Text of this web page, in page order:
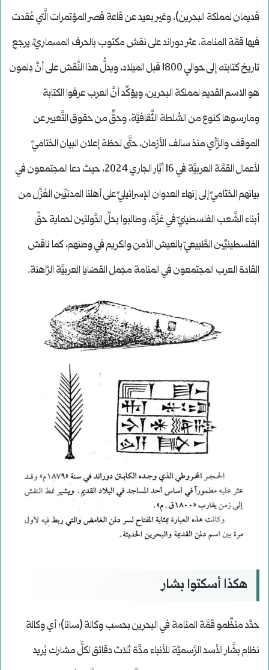
قديمان لمملكة البحرين)، وغير بعيد عن قاعة قصر المؤتمرات الَّتي عُقدت
فيها قمَّة المنامة، عثر دوراند على نقش مكتوب بالحرف المسماريِّ، يرجع
تاريخ كتابته إلى حوالي 1800 قبل الميلاد، ويدلُّ هذا النَّقش على أنَّ دِلمون
هو الاسم القديم لمملكة البحرين، ويؤكِّد أنَّ العرب عرفوا الكتابة
ومارسوها كنوع من السُّلطة الثَّقافيَّة، وحقٍّ من حقوق التَّعبير عن
الموقف والرَّأي منذ سالف الأزمان، حتَّى لحظة إعلان البيان الختاميِّ
لأعمال القمَّة العربيَّة في 16 أيَّار الجاري 2024، حيث دعا المجتمعون في
بيانهم الختاميِّ إلى إنهاء العدوان الإسرائيليِّ على أهلنا المدنيِّين العُزَّل من
أبناء الشَّعب الفلسطينيِّ في غزَّة، وطالبوا بحلِّ الدَّولتين لحماية حقِّ
الفلسطينيِّين الطَّبيعيِّ بالعيش الآمن والكريم في وطنهم، كما ناقش
القادة العرب المجتمعون في المنامة مجمل القضايا العربيَّة الرَّاهنة.
هكذا أسكتوا بشار
حدَّد منظِّمو قمَّة المنامة في البحرين بحسب وكالة (سانا)؛ أي وكالة
نظام بشَّار الأسد الرَّسميَّة للأنباء مدَّة ثلاث دقائق لكلٍّ مشارك يُريد